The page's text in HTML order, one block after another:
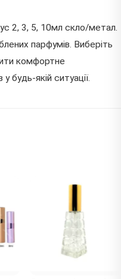
2, 3, 5, 10мл скло/метал.
парфумів. Виберіть
комфортне
будь-якій ситуації.